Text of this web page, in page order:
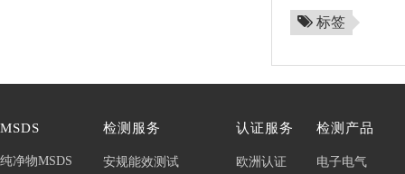
标签
MSDS
纯净物MSDS
检测服务
安规能效测试
认证服务
欧洲认证
检测产品
电子电气